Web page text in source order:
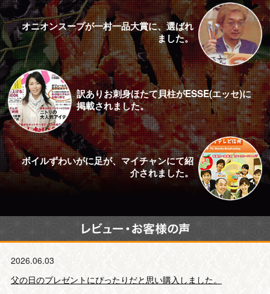
オニオンスープが一村一品大賞に、選ばれ
ました。
訳ありお刺身ほたて貝柱がESSE(エッセ)に
掲載されました。
ボイルずわいがに足が、マイチャンにて紹
介されました。
2026.06.03
父の日のプレゼントにぴったりだと思い購入しました。